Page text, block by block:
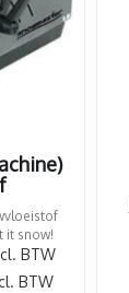
it snow!
BTW
BTW